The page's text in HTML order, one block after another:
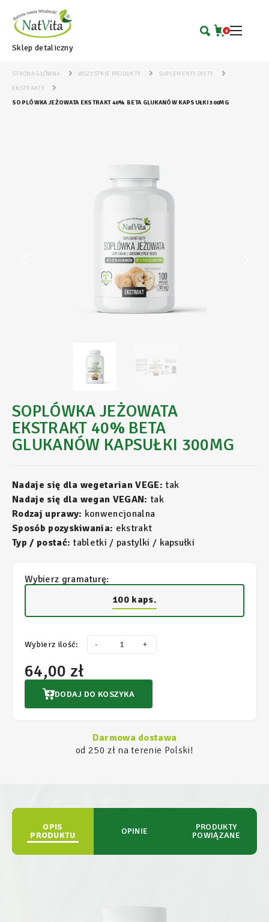
Sklep detaliczny
0
STRONA GŁÓWNA WSZYSTKIE PRODUKTY
SUPLEMENTY DIETY
EKSTRAKTY
SOPLÓWKA JEŻOWATA EKSTRAKT 40% BETA GLUKANÓW KAPSUŁKI 300MG
SOPLÓWKA JEŻOWATA
EKSTRAKT 40% BETA
GLUKANÓW KAPSUŁKI 300MG
Nadaje się dla wegetarian VEGE: tak
Nadaje się dla wegan VEGAN: tak
Rodzaj uprawy: konwencjonalna
Sposób pozyskiwania: ekstrakt
Typ / postać: tabletki / pastylki / kapsułki
Wybierz gramaturę:
100 kaps.
Wybierz ilość: - +
64,00 zł
DODAJ DO KOSZYKA
Darmowa dostawa
od 250 zł na terenie Polski!
OPIS
PRODUKTU
OPINIE
PRODUKTY
POWIĄZANE